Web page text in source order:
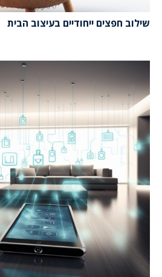
שילוב חפצים ייחודיים בעיצוב הבית